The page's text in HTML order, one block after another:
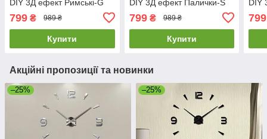
DIY 3Д ефект Римські-G
799 ₴ 989 ₴
Купити
DIY 3Д ефект Палички-S
сріблястий
799₴ 989 ₴
Купити
DIY
799
Акційні пропозиції та новинки
–25% –25%